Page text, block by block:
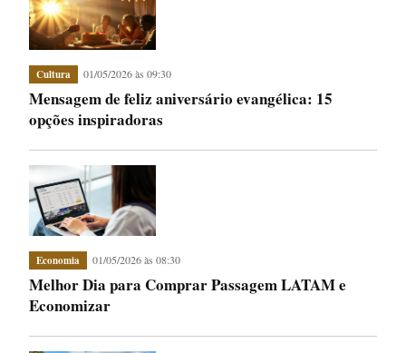
Cultura 01/05/2026 às 09:30
Mensagem de feliz aniversário evangélica: 15
opções inspiradoras
Economia 01/05/2026 às 08:30
Melhor Dia para Comprar Passagem LATAM e
Economizar